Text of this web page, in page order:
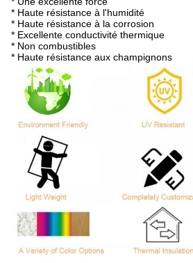
* Haute résistance à l'humidité
* Haute résistance à la corrosion
* Excellente conductivité thermique
* Non combustibles
* Haute résistance aux champignons